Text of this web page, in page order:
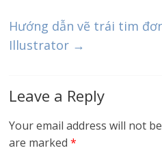
Hướng dẫn vẽ trái tim
Illustrator →
Leave a Reply
Your email address will not
are marked*